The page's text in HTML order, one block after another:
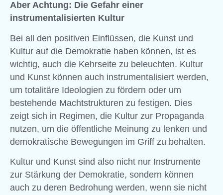
Aber Achtung: Die Gefahr einer
instrumentalisierten Kultur
Bei all den positiven Einflüssen, die Kunst und
Kultur auf die Demokratie haben können, ist es
wichtig, auch die Kehrseite zu beleuchten. Kultur
und Kunst können auch instrumentalisiert werden,
um totalitäre Ideologien zu fördern oder um
bestehende Machtstrukturen zu festigen. Dies
zeigt sich in Regimen, die Kultur zur Propaganda
nutzen, um die öffentliche Meinung zu lenken und
demokratische Bewegungen im Griff zu behalten.
Kultur und Kunst sind also nicht nur Instrumente
zur Stärkung der Demokratie, sondern können
auch zu deren Bedrohung werden, wenn sie nicht